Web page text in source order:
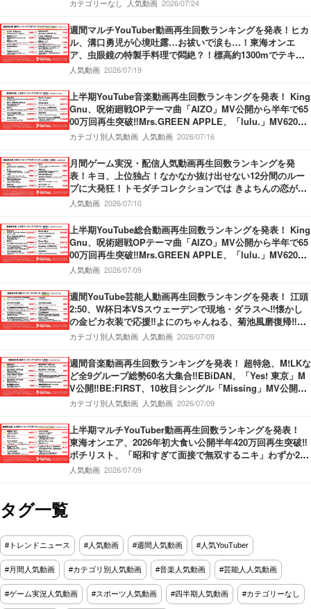
カテゴリーなし 人気動画 2026/07/24
週間マルチYouTuber動画再生回数ランキングを発表！ヒカ
ル、溝口勇児が心境吐露…お祓いで涙も…！東海オンエ
ア、虫眼鏡の特製手料理で悶絶？！標高約1300mでテキー
ラがぶ飲み…果たしてどちらが酔うのか？！
人気動画 2026/07/19
上半期YouTube音楽動画再生回数ランキングを発表！ King
Gnu、呪術廻戦OPテーマ曲「AIZO」MV公開から半年で65
00万回再生突破‼Mrs.GREEN APPLE、「lulu.」MV6200
万回再生突破‼M!LK、「爆裂愛してる」第3位獲得‼
カテゴリ別人気動画 人気動画 2026/07/16
月間ゲーム実況・配信人気動画再生回数ランキングを発
表！キヨ、上位独占！なかなか抜け出せない12分間のルー
プに大発狂！トモダチコレクションでは きよちんの恋が動
き出す！盲目少女をぬいぐるみを使って救うホラーゲーム
人気動画 2026/07/10
上半期YouTube総合動画再生回数ランキングを発表！ King
Gnu、呪術廻戦OPテーマ曲「AIZO」MV公開から半年で65
00万回再生突破‼Mrs.GREEN APPLE、「lulu.」MV6200
万回再生突破‼M!LK、「爆裂愛してる」第3位獲得‼
人気動画 2026/07/09
週間YouTube芸能人動画再生回数ランキングを発表！ 江頭
2:50、W杯日本VSスウェーデンで現地・ダラスへ‼懐かし
の金ピカ衣装で応援‼よにのちゃんねる、菊池風磨復帰‼神
楽坂のてんぷらの名店へ！捨て猫オーディション最終回公
カテゴリ別人気動画 人気動画 2026/07/09
週間音楽動画再生回数ランキングを発表！ 超特急、M!LKな
ど全9グループ総勢60名大集合‼EBiDAN、「Yes! 東京」M
V公開‼BE:FIRST、10枚目シングル「Missing」MV公開‼M
ove ver.＆Story ver.の2本立てMV‼THE FIRST TAKE、Kvi
カテゴリ別人気動画 人気動画 2026/07/09
上半期マルチYouTuber動画再生回数ランキングを発表！
東海オンエア、2026年初大食い公開半年420万回再生突破‼
ボチリスト、「昭和すぎて面接で無双するニキ」わずか2ヶ
月で420万回再生‼うじとうえだ、100種類お酒図鑑ハワイ
人気動画 2026/07/09
タグ一覧
#トレンドニュース #人気動画 #週間人気動画 #人気YouTuber
#月間人気動画 #カテゴリ別人気動画 #音楽人気動画 #芸能人人気動画
#ゲーム実況人気動画 #スポーツ人気動画 #四半期人気動画 #カテゴリーなし